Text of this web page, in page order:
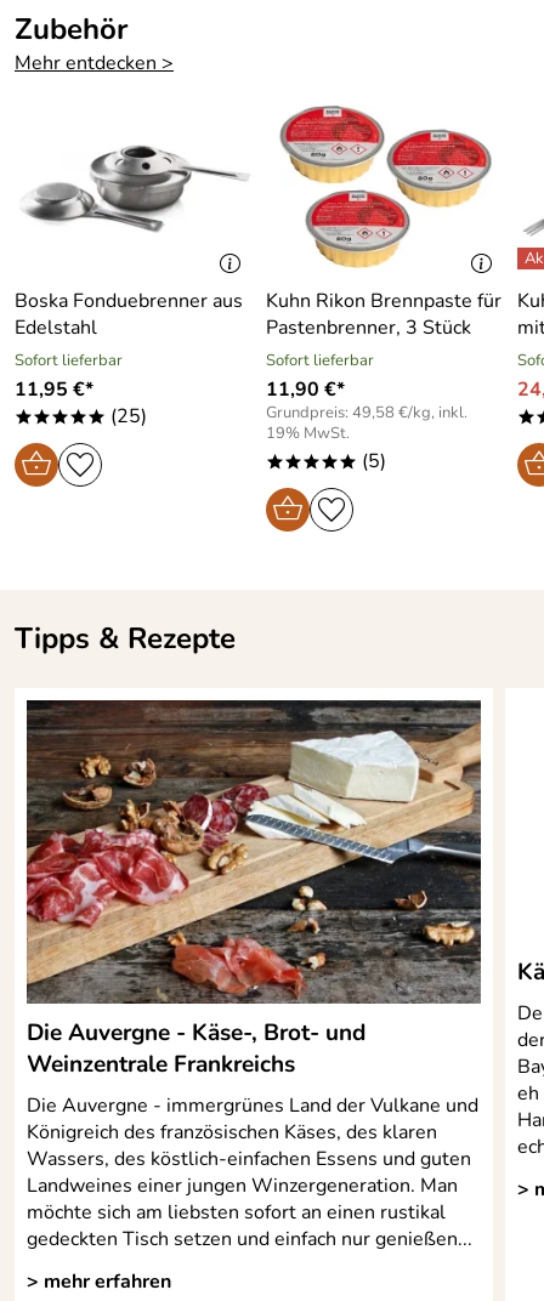
Zubehör
Mehr entdecken >
Boska Fonduebrenner aus
Edelstahl
Sofort lieferbar
11,95 €*
***** (25)
Kuhn Rikon Brennpaste für
Pastenbrenner, 3 Stück
Sofort lieferbar
11,90 €*
Grundpreis: 49,58 €/kg, inkl.
19% MwSt.
***** (5)
Tipps & Rezepte
Die Auvergne - Käse-, Brot- und
Weinzentrale Frankreichs
Die Auvergne - immergrünes Land der Vulkane und
Königreich des französischen Käses, des klaren
Wassers, des köstlich-einfachen Essens und guten
Landweines einer jungen Winzergeneration. Man
möchte sich am liebsten sofort an einen rustikal
gedeckten Tisch setzen und einfach nur genießen...
> mehr erfahren
>